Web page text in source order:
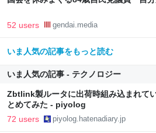
52 users gendai.media
いま人気の記事をもっと読む
いま人気の記事 - テクノロジー
Zbtlink製ルータに出荷時組み込まれて
とめてみた - piyolog
72 users piyolog.hatenadiary.jp